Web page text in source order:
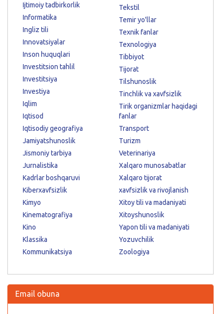
Ijtimoiy tadbirkorlik
Informatika
Ingliz tili
Innovatsiyalar
Inson huquqlari
Investitsion tahlil
Investitsiya
Investiya
Iqlim
Iqtisod
Iqtisodiy geografiya
Jamiyatshunoslik
Jismoniy tarbiya
Jurnalistika
Kadrlar boshqaruvi
Kiberxavfsizlik
Kimyo
Kinematografiya
Kino
Klassika
Kommunikatsiya
Tekstil
Temir yo'llar
Texnik fanlar
Texnologiya
Tibbiyot
Tijorat
Tilshunoslik
Tinchlik va xavfsizlik
Tirik organizmlar haqidagi
fanlar
Transport
Turizm
Veterinariya
Xalqaro munosabatlar
Xalqaro tijorat
xavfsizlik va rivojlanish
Xitoy tili va madaniyati
Xitoyshunoslik
Yapon tili va madaniyati
Yozuvchilik
Zoologiya
Email obuna